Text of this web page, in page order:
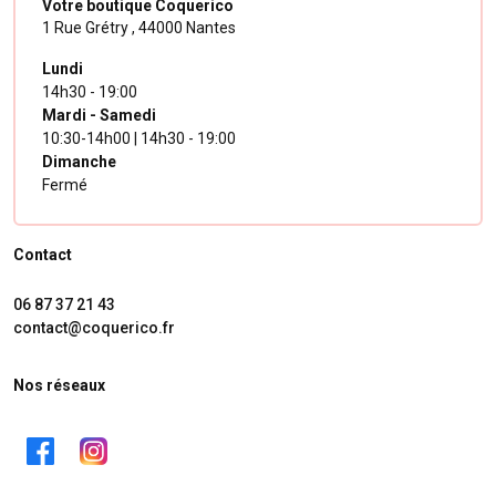
nœuds papillon, pochettes ou bretelles pour une coordination
Découvrez nos autres collections d'
Votre boutique Coquerico
1 Rue Grétry , 44000 Nantes
Lundi
14h30 - 19:00
Mardi - Samedi
10:30-14h00 | 14h30 - 19:00
Dimanche
Fermé
Contact
06 87 37 21 43
contact@coquerico.fr
Nos réseaux